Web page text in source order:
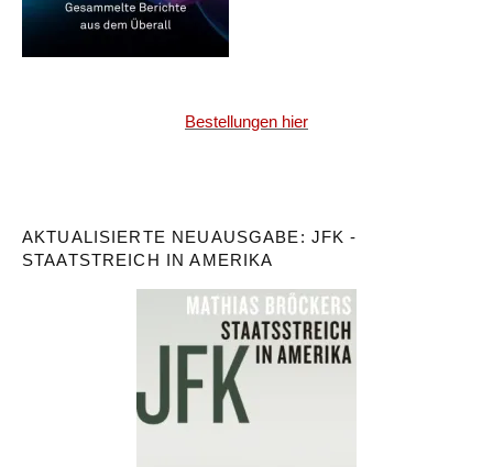
Bestellungen hier
AKTUALISIERTE NEUAUSGABE: JFK -
STAATSTREICH IN AMERIKA